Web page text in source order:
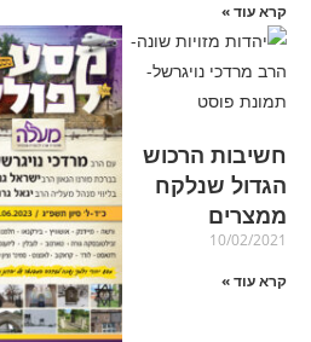
קרא עוד »
חשיבות הרכוש
הגדול שנלקח
ממצרים
10/02/2021
קרא עוד »